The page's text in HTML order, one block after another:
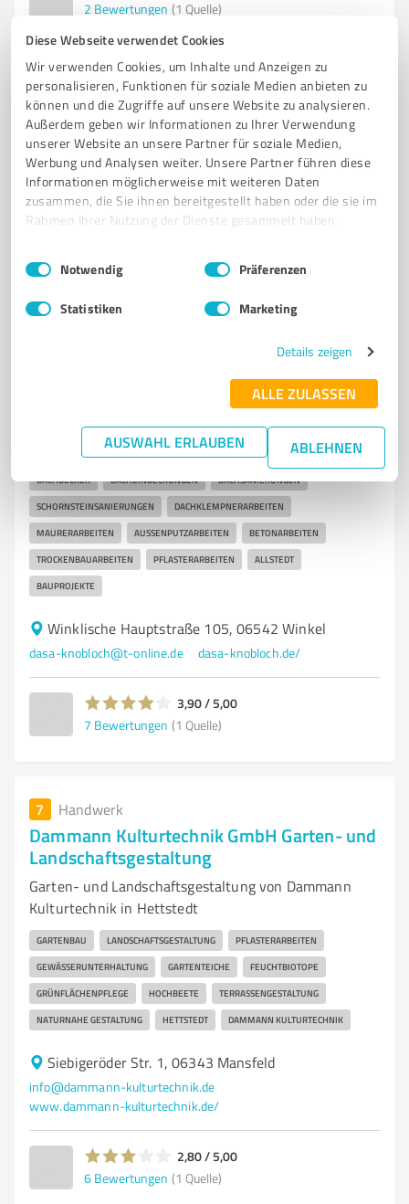
Diese Webseite verwendet Cookies
Wir verwenden Cookies, um Inhalte und Anzeigen zu
personalisieren, Funktionen für soziale Medien anbieten zu
können und die Zugriffe auf unsere Website zu analysieren.
Außerdem geben wir Informationen zu Ihrer Verwendung
unserer Website an unsere Partner für soziale Medien,
Werbung und Analysen weiter. Unsere Partner führen diese
Informationen möglicherweise mit weiteren Daten
zusammen, die Sie ihnen bereitgestellt haben oder die sie im
Rahmen Ihrer Nutzung der Dienste gesammelt haben.
Impressum Datenschutzbestimmungen
Einwilligungsauswahl
Notwendig Präferenzen
Statistiken Marketing
Details zeigen
ALLE ZULASSEN
AUSWAHL ERLAUBEN ABLEHNEN
2 Bewertungen (1 Quelle)
Registrieren Sie sich jetzt und werden Sie ein von
DaSa Dach- und Sanierungs GmbH
Dachdecker und Sanierungsdienstleistungen in
Allstedt - DaSa GmbH
DACHDECKER DACHEINDECKUNGEN DACHSANIERUNGEN
SCHORNSTEINSANIERUNGEN DACHKLEMPNERARBEITEN
MAURERARBEITEN AUSSENPUTZARBEITEN BETONARBEITEN
TROCKENBAUARBEITEN PFLASTERARBEITEN ALLSTEDT
BAUPROJEKTE
Winklische Hauptstraße 105, 06542 Winkel
dasa-knobloch@t-online.de dasa-knobloch.de/
3,90 / 5,00
7 Bewertungen (1 Quelle)
7 Handwerk
Dammann Kulturtechnik GmbH Garten- und
Landschaftsgestaltung
Garten- und Landschaftsgestaltung von Dammann
Kulturtechnik in Hettstedt
GARTENBAU LANDSCHAFTSGESTALTUNG PFLASTERARBEITEN
GEWÄSSERUNTERHALTUNG GARTENTEICHE FEUCHTBIOTOPE
GRÜNFLÄCHENPFLEGE HOCHBEETE TERRASSENGESTALTUNG
NATURNAHE GESTALTUNG HETTSTEDT DAMMANN KULTURTECHNIK
Siebigeröder Str. 1, 06343 Mansfeld
info@dammann-kulturtechnik.de
www.dammann-kulturtechnik.de/
2,80 / 5,00
6 Bewertungen (1 Quelle)